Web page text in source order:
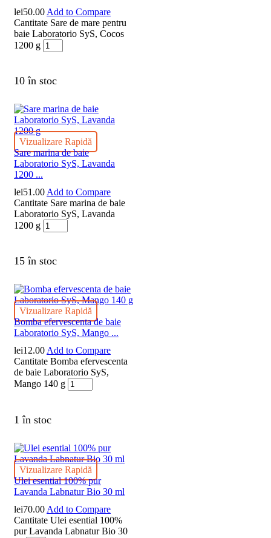
lei50.00 Add to Compare
Cantitate Sare de mare pentru
baie Laboratorio SyS, Cocos
1200 g
10 în stoc
Vizualizare Rapidă
Sare marina de baie
Laboratorio SyS, Lavanda
1200 ...
lei51.00 Add to Compare
Cantitate Sare marina de baie
Laboratorio SyS, Lavanda
1200 g
15 în stoc
Vizualizare Rapidă
Bomba efervescenta de baie
Laboratorio SyS, Mango ...
lei12.00Add to Compare
Cantitate Bomba efervescenta
de baie Laboratorio SyS,
Mango 140 g
1 în stoc
Vizualizare Rapidă
Ulei esential 100% pur
Lavanda Labnatur Bio 30 ml
lei70.00 Add to Compare
Cantitate Ulei esential 100%
pur Lavanda Labnatur Bio 30